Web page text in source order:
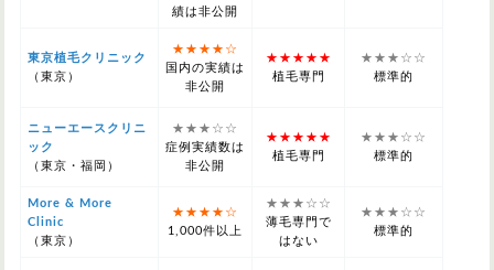
績は非公開
東京植毛クリニック
（東京）
★★★★☆
国内の実績は
非公開
★★★★★
植毛専門
★★★☆☆
標準的
ニューエースクリニ
ック
（東京・福岡）
★★★☆☆
症例実績数は
非公開
★★★★★
植毛専門
★★★☆☆
標準的
More & More
Clinic
（東京）
★★★★☆
1,000件以上
★★★☆☆
薄毛専門で
はない
★★★☆☆
標準的